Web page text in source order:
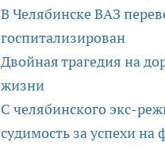
В Челябинске ВАЗ
госпитализирован
Двойная трагедия на
жизни
С челябинского экс-
судимость за успехи на